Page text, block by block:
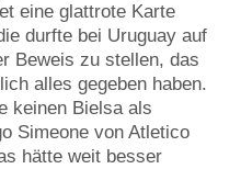
eine glattrote Karte
durfte bei Uruguay auf
Beweis zu stellen, das
alles gegeben haben.
keinen Bielsa als
Simeone von Atletico
hätte weit besser